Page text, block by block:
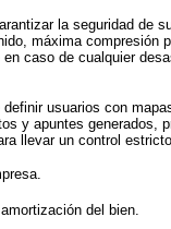
la seguridad de
máxima compresión
caso de cualquier
usuarios con
y apuntes generados,
llevar un control
del bien.